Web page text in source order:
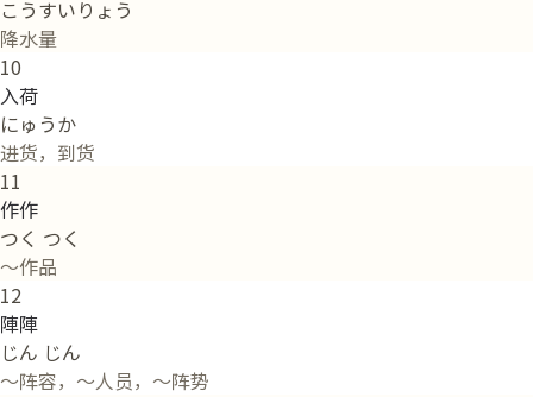
こうすいりょう
降水量
10
入荷
にゅうか
进货，到货
11
作作
つく つく
～作品
12
陣陣
じん じん
～阵容，～人员，～阵势